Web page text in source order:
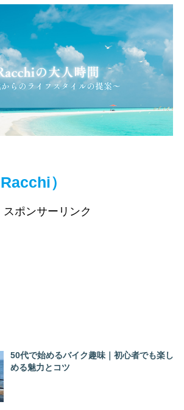
）
スポンサーリンク
50代で始めるバイク趣味｜初心者でも楽し
める魅力とコツ